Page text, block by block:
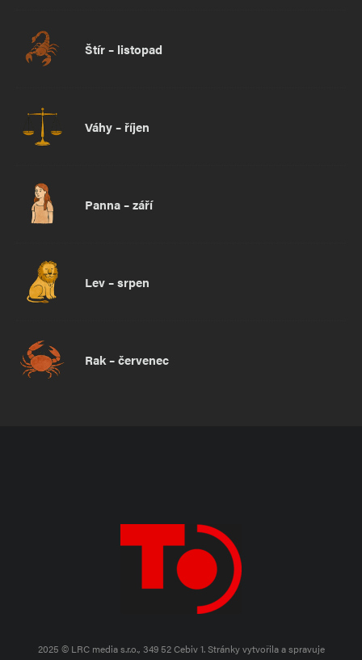
Štír – listopad
Váhy – říjen
Panna – září
Lev – srpen
Rak – červenec
2025 © LRC media s.r.o., 349 52 Cebiv 1.Stránky vytvořila a spravuje